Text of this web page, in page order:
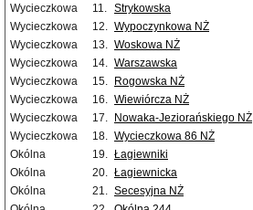
Wycieczkowa
11. Strykowska
Wycieczkowa
12. Wypoczynkowa NŻ
Wycieczkowa
13. Woskowa NŻ
Wycieczkowa
14. Warszawska
Wycieczkowa
15. Rogowska NŻ
Wycieczkowa
16. Wiewiórcza NŻ
Wycieczkowa
17. Nowaka-Jeziorańskiego NŻ
Wycieczkowa
18. Wycieczkowa 86 NŻ
Okólna
19. Łagiewniki
Okólna
20. Łagiewnicka
Okólna
21. Secesyjna NŻ